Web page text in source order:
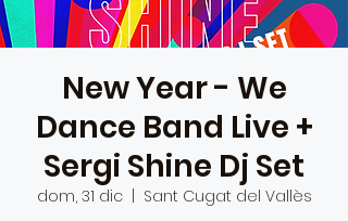
New Year - We
Dance Band Live +
Sergi Shine Dj Set
dom, 31 dic
  |
Sant Cugat del Vallès